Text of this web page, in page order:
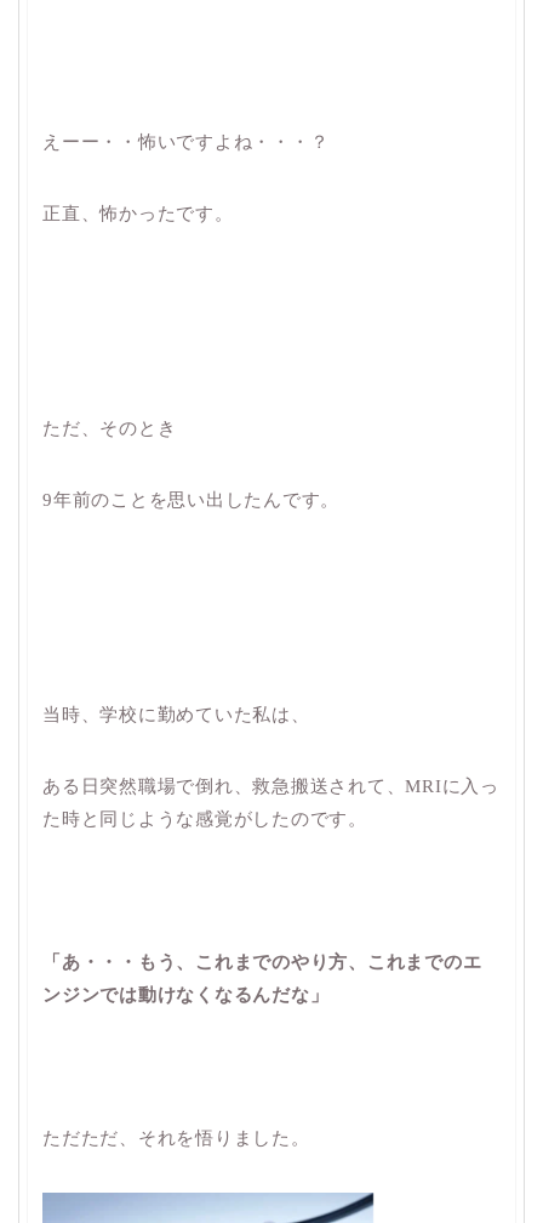
えーー・・怖いですよね・・・？
正直、怖かったです。
ただ、そのとき
9年前のことを思い出したんです。
当時、学校に勤めていた私は、
ある日突然職場で倒れ、救急搬送されて、MRIに入っ
た時と同じような感覚がしたのです。
「あ・・・もう、これまでのやり方、これまでのエ
ンジンでは動けなくなるんだな」
ただただ、それを悟りました。